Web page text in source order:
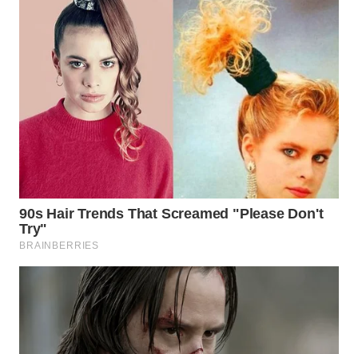
SUMEDANG
WN
CIANJUR
WN
KEPULAUAN
SERIBU
WN
TANGERANG
WN
CIREBON